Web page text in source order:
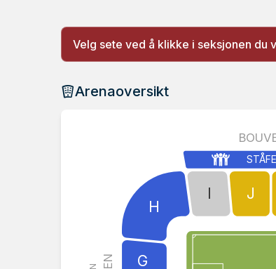
Velg sete ved å klikke i seksjonen du
Arenaoversikt
I J
G
H